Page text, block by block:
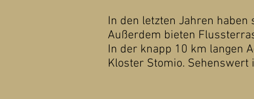
In den letzten Jahren
Außerdem bieten
In der knapp 10 km langen
Kloster Stomio.